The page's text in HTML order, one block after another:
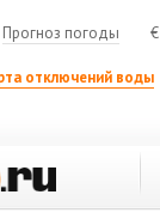
Прогноз погоды €
отключений воды